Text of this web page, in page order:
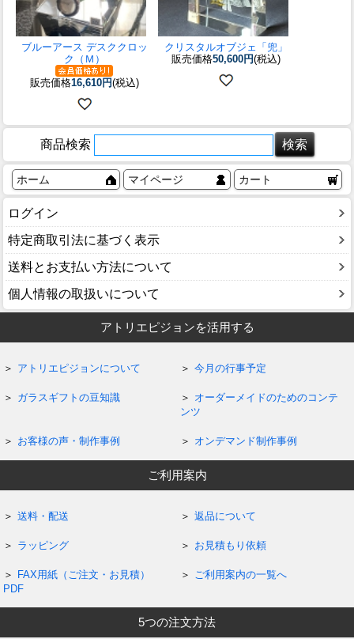
ブルーアース デスククロッ
ク（Ｍ）
販売価格16,610円(税込)
クリスタルオブジェ「兜」
販売価格50,600円(税込)
商品検索
ホーム マイページ カート
ログイン
特定商取引法に基づく表示
送料とお支払い方法について
個人情報の取扱いについて
アトリエピジョンを活用する
アトリエピジョンについて 今月の行事予定
ガラスギフトの豆知識
オーダーメイドのためのコンテ
ンツ
お客様の声・制作事例 オンデマンド制作事例
ご利用案内
送料・配送 返品について
ラッピング お見積もり依頼
FAX用紙（ご注文・お見積）
PDF
ご利用案内の一覧へ
5つの注文方法